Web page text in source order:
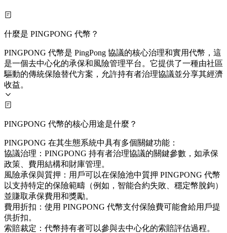
什麼是 PINGPONG 代幣？
PINGPONG 代幣是 PingPong 協議的核心治理和實用代幣，這
是一個去中心化的承保和風險管理平台。它提供了一種由社區
驅動的傳統保險替代方案，允許持有者治理協議並分享其經濟
收益。
PINGPONG 代幣的核心用途是什麼？
PINGPONG 在其生態系統中具有多個關鍵功能：
協議治理：PINGPONG 持有者治理協議的關鍵參數，如承保
政策、費用結構和財庫管理。
風險承保與質押：用戶可以在保險池中質押 PINGPONG 代幣
以支持特定的保險範疇（例如，智能合約失敗、穩定幣脫鉤）
並賺取承保費用和獎勵。
費用折扣：使用 PINGPONG 代幣支付保險費可能會給用戶提
供折扣。
索賠裁定：代幣持有者可以參與去中心化的索賠評估過程。